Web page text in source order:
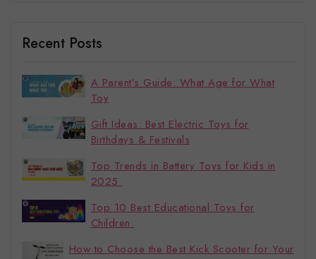
Recent Posts
A Parent’s Guide: What Age for What
Toy
Gift Ideas: Best Electric Toys for
Birthdays & Festivals
Top Trends in Battery Toys for Kids in
2025
Top 10 Best Educational Toys for
Children
How to Choose the Best Kick Scooter for Your